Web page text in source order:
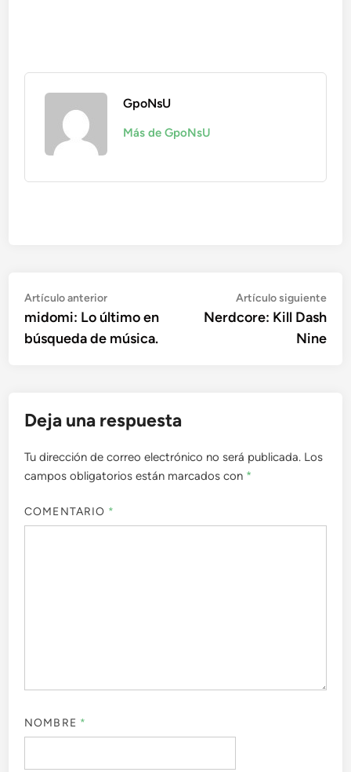
GpoNsU
Más de GpoNsU
Navegación
de
entradas
Artículo anteriorArtículo
anterior:
midomi: Lo último en
búsqueda de música.
Artículo siguiente
Nerdcore: Kill Dash
Nine
Deja una respuesta
Tu dirección de correo electrónico no será publicada. Los
campos obligatorios están marcados con *
COMENTARIO *
NOMBRE *